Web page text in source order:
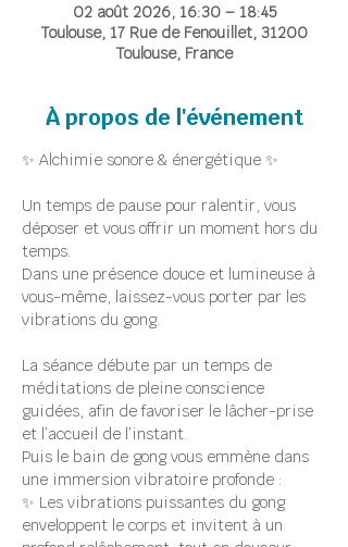
02 août 2026, 16:30 – 18:45
Toulouse, 17 Rue de Fenouillet, 31200
Toulouse, France
À propos de l'événement
✨ Alchimie sonore & énergétique ✨
Un temps de pause pour ralentir, vous
déposer et vous offrir un moment hors du
temps.
Dans une présence douce et lumineuse à
vous-même, laissez-vous porter par les
vibrations du gong.
La séance débute par un temps de
méditations de pleine conscience
guidées, afin de favoriser le lâcher-prise
et l’accueil de l’instant.
Puis le bain de gong vous emmène dans
une immersion vibratoire profonde :
✨ Les vibrations puissantes du gong
enveloppent le corps et invitent à un